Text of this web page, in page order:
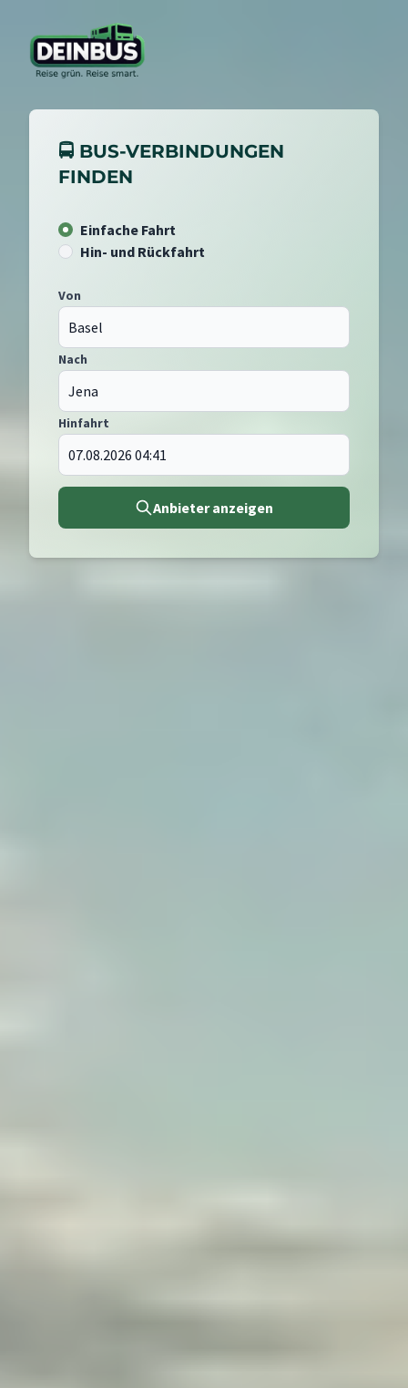
🚍 BUS-VERBINDUNGEN
FINDEN
Einfache Fahrt
Hin- und Rückfahrt
Von
Nach
Hinfahrt
Anbieter anzeigen